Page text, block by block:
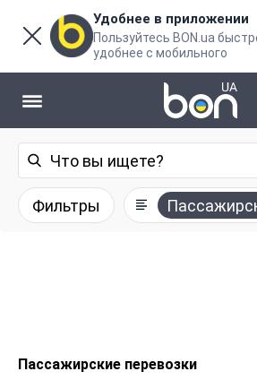
Удобнее в приложении
Пользуйтесь BON.ua
удобнее с мобильного
Фильтры
Пассажирские перевозки